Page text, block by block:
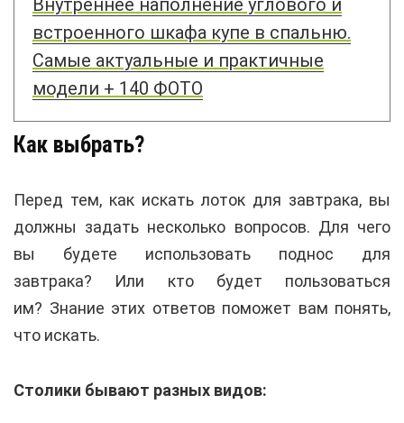
Внутреннее наполнение углового и
встроенного шкафа купе в спальню.
Самые актуальные и практичные
модели + 140 ФОТО
Как выбрать?
Перед тем, как искать лоток для завтрака, вы
должны задать несколько вопросов. Для чего
вы будете использовать поднос для
завтрака? Или кто будет пользоваться
им? Знание этих ответов поможет вам понять,
что искать.
Столики бывают разных видов: